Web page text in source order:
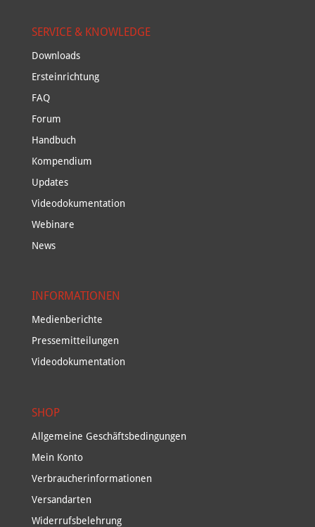
SERVICE & KNOWLEDGE
Downloads
Ersteinrichtung
FAQ
Forum
Handbuch
Kompendium
Updates
Videodokumentation
Webinare
News
INFORMATIONEN
Medienberichte
Pressemitteilungen
Videodokumentation
SHOP
Allgemeine Geschäftsbedingungen
Mein Konto
Verbraucherinformationen
Versandarten
Widerrufsbelehrung